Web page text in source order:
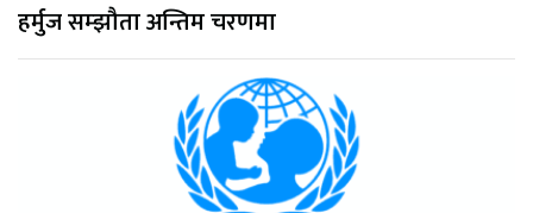
हर्मुज सम्झौता अन्तिम चरणमा